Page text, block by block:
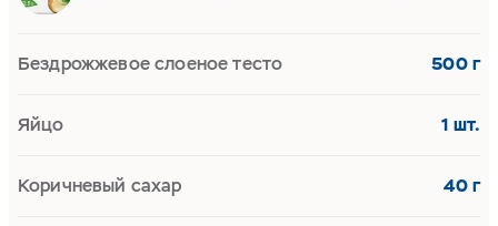
Бездрожжевое слоеное тесто 500 г
Яйцо 1 шт.
Коричневый сахар 40 г